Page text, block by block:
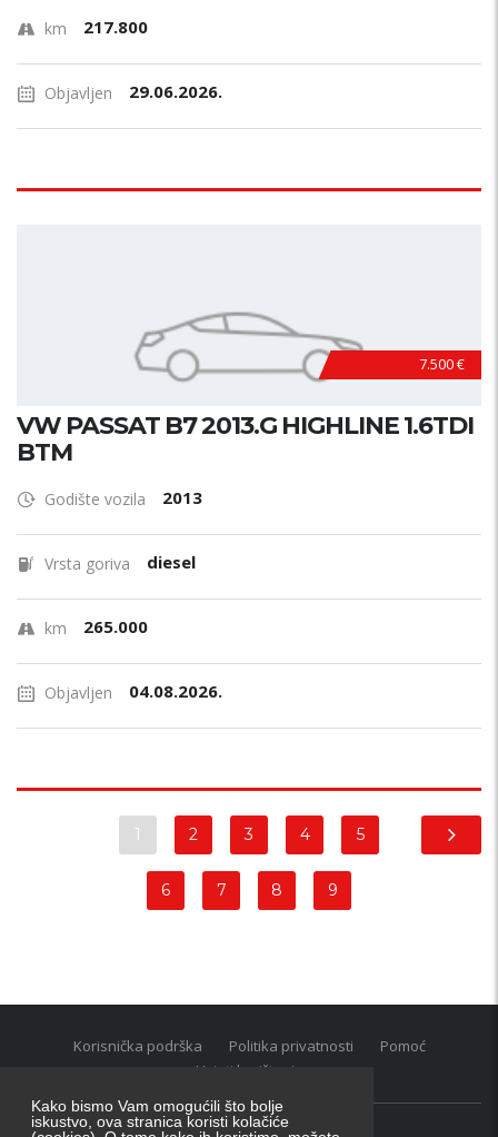
Kako bismo Vam omogućili što bolje
iskustvo, ova stranica koristi kolačiće
km 217.800
Objavljen 29.06.2026.
7.500 €
VW PASSAT B7 2013.G HIGHLINE 1.6TDI
BTM
Godište vozila 2013
Vrsta goriva diesel
km 265.000
Objavljen 04.08.2026.
1 2 3 4 5
6 7 8 9
Korisnička podrška Politika privatnosti
Pomoć
Uvjeti korištenja